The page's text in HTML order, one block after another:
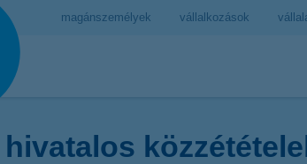
magánszemélyek vállalkozások